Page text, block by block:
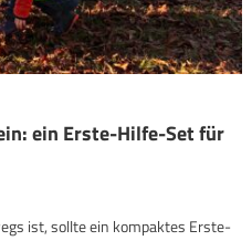
ein Erste-Hilfe-Set für
ist, sollte ein kompaktes Erste-